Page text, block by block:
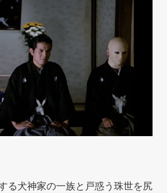
る犬神家の一族と戸惑う珠世を尻